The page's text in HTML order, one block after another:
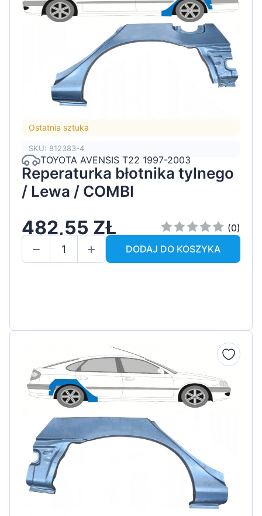
Ostatnia sztuka
SKU: 812383-4
TOYOTA AVENSIS T22 1997-2003
Reperaturka błotnika tylnego
/ Lewa / COMBI
482,55 ZŁ
(0)
DODAJ DO KOSZYKA